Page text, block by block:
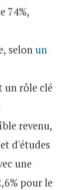
74%,
selonun
un rôle clé
revenu,
d'études
une
pour le